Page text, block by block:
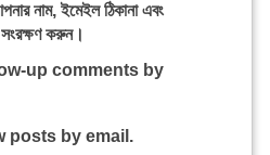
নাম, ইমেইল ঠিকানা এবং
সংরক্ষণ করুন।
up comments by
posts by email.